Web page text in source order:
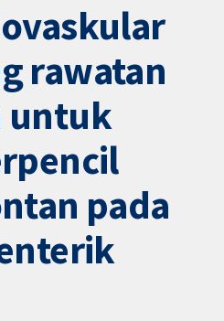
rawatan
untuk
pada